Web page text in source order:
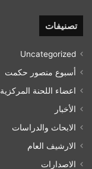
تصنيفات
Uncategorized
أسبوع منصور حكمت
اعضاء اللحنة المركزية
الأخبار
الابحاث والدراسات
الارشيف العام
الاصدارات